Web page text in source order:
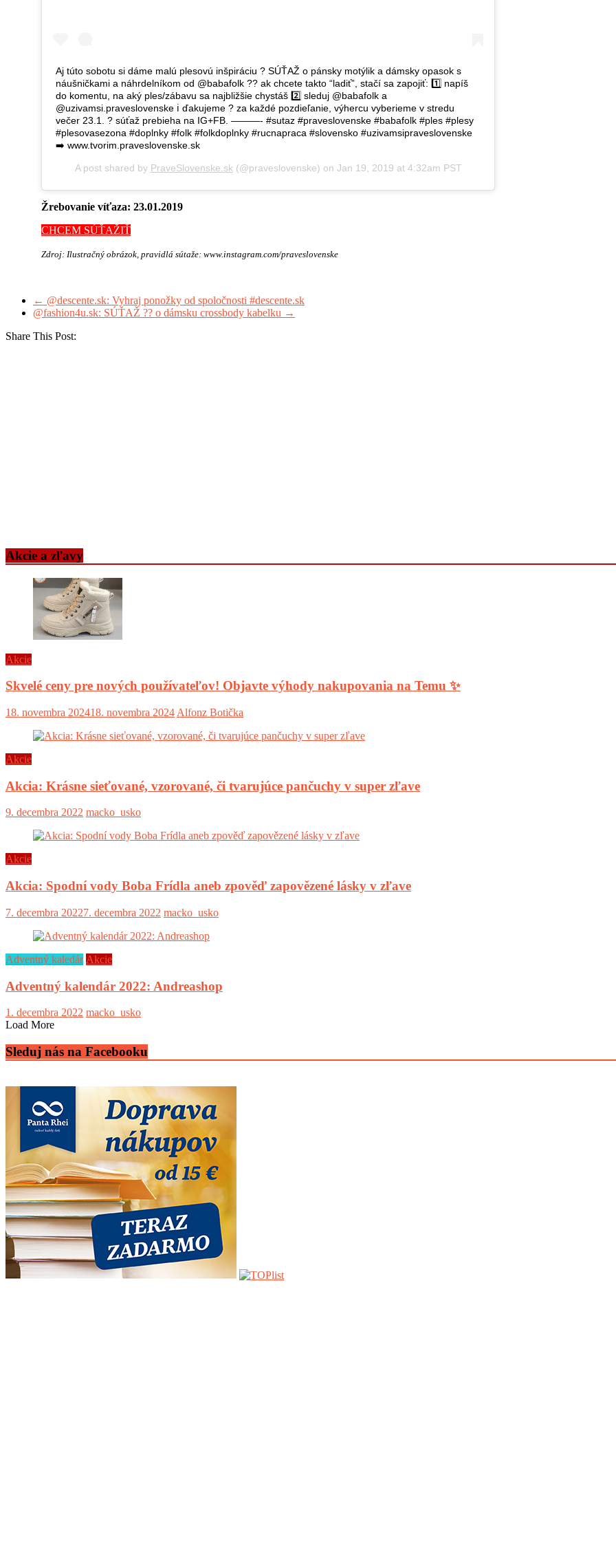
Aj túto sobotu si dáme malú plesovú inšpiráciu ? SÚŤAŽ o pánsky motýlik a dámsky opasok s
náušničkami a náhrdelníkom od @babafolk ?? ak chcete takto “ladiť”, stačí sa zapojiť: 1️⃣ napíš
do komentu, na aký ples/zábavu sa najbližšie chystáš 2️⃣ sleduj @babafolk a
@uzivamsi.praveslovenske ℹ️ ďakujeme ? za každé pozdieľanie, výhercu vyberieme v stredu
večer 23.1. ? súťaž prebieha na IG+FB. ———- #sutaz #praveslovenske #babafolk #ples #plesy
#plesovasezona #doplnky #folk #folkdoplnky #rucnapraca #slovensko #uzivamsipraveslovenske
➡️ www.tvorim.praveslovenske.sk
A post shared by PraveSlovenske.sk (@praveslovenske) on Jan 19, 2019 at 4:32am PST
Žrebovanie víťaza: 23.01.2019
CHCEM SÚŤAŽIŤ
Zdroj: Ilustračný obrázok, pravidlá sútaže: www.instagram.com/praveslovenske
← @descente.sk: Vyhraj ponožky od spoločnosti #descente.sk
@fashion4u.sk: SÚŤAŽ ?? o dámsku crossbody kabelku →
Share This Post:
Akcie a zľavy
Akcie
Skvelé ceny pre nových používateľov! Objavte výhody nakupovania na Temu ✨
18. novembra 202418. novembra 2024 Alfonz Botička
Akcie
Akcia: Krásne sieťované, vzorované, či tvarujúce pančuchy v super zľave
9. decembra 2022 macko_usko
Akcie
Akcia: Spodní vody Boba Frídla aneb zpověď zapovězené lásky v zľave
7. decembra 20227. decembra 2022 macko_usko
Adventný kaledár Akcie
Adventný kalendár 2022: Andreashop
1. decembra 2022 macko_usko
Load More
Sleduj nás na Facebooku